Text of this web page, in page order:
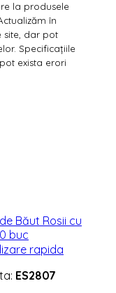
la produsele
în
site, dar pot
Specificațiile
exista erori
rapida
ES2807